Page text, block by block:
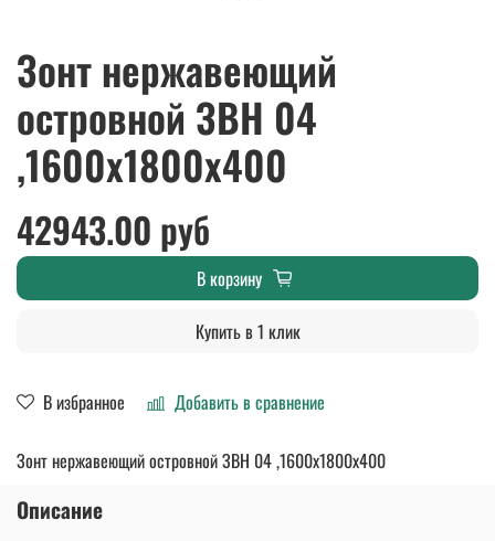
Зонт нержавеющий
островной ЗВН 04
,1600х1800х400
В избранное Добавить в сравнение
42943.00 руб
В корзину
Купить в 1 клик
Зонт нержавеющий островной ЗВН 04 ,1600х1800х400
Описание